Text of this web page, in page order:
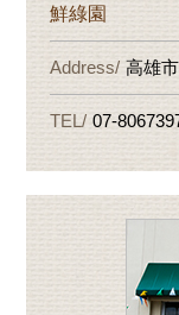
鮮綠園
高雄
07-